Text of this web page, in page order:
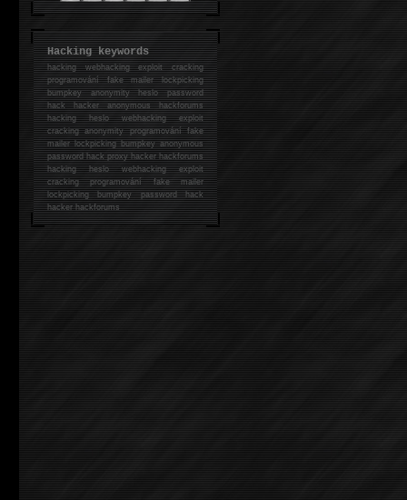
Hacking keywords
hackingwebhacking exploit cracking
programování fake mailer lockpicking
bumpkey anonymity heslo password
hackhacker anonymous hackforums
hackingheslo webhacking exploit
cracking anonymity programování fake
mailer lockpicking bumpkey anonymous
password hack proxy hacker hackforums
hacking heslo webhacking exploit
cracking programování fake mailer
lockpicking bumpkey password hack
hackerhackforums